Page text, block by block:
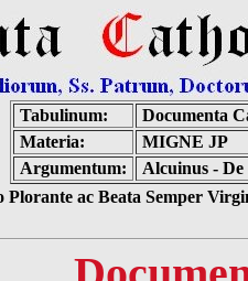
Tabulinum:
Documenta
Materia:
MIGNE JP
Argumentum:
Alcuinus -
ac Beata Semper